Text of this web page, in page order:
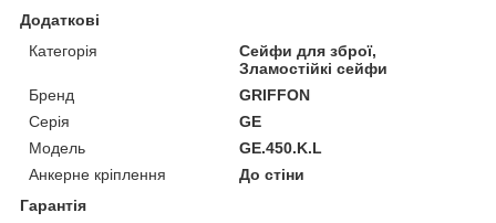
Додаткові
Категорія
Сейфи для зброї,
Зламостійкі сейфи
Бренд
GRIFFON
Серія
GE
Модель
GE.450.K.L
Анкерне кріплення
До стіни
Гарантія